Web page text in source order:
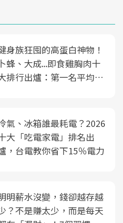
身族狂囤的高蛋白神物！
卜蜂、大成...即食雞胸肉十
排行出爐：第一名平均一
氣、冰箱誰最耗電？2026
大「吃電家電」排名出
，台電教你省下15％電力
明薪水沒變，錢卻越存越
？不是賺太少，而是每天